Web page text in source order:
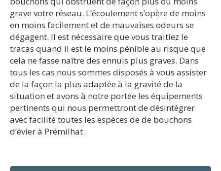
grave votre réseau. L’écoulement s’opère de moins
en moins facilement et de mauvaises odeurs se
dégagent. Il est nécessaire que vous traitiez le
tracas quand il est le moins pénible au risque que
cela ne fasse naître des ennuis plus graves. Dans
tous les cas nous sommes disposés à vous assister
de la façon la plus adaptée à la gravité de la
situation et avons à notre portée les équipements
pertinents qui nous permettront de désintégrer
avec facilité toutes les espèces de de bouchons
d’évier à Prémilhat.